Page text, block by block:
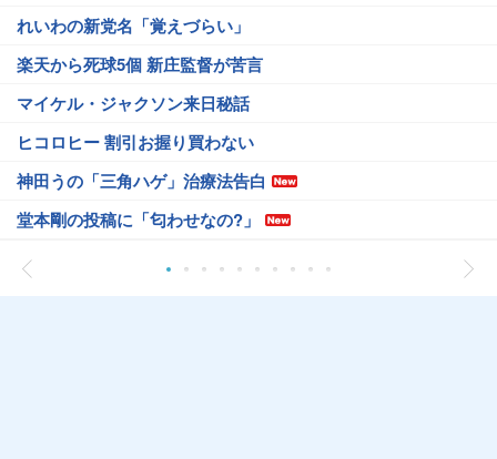
れいわの新党名「覚えづらい」
楽天から死球5個 新庄監督が苦言
マイケル・ジャクソン来日秘話
ヒコロヒー 割引お握り買わない
神田うの「三角ハゲ」治療法告白
堂本剛の投稿に「匂わせなの?」